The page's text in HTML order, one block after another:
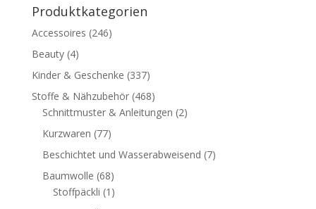
Produktkategorien
Accessoires (246)
Beauty (4)
Kinder & Geschenke (337)
Stoffe & Nähzubehör (468)
Schnittmuster & Anleitungen (2)
Kurzwaren (77)
Beschichtet und Wasserabweisend (7)
Baumwolle (68)
Stoffpäckli (1)